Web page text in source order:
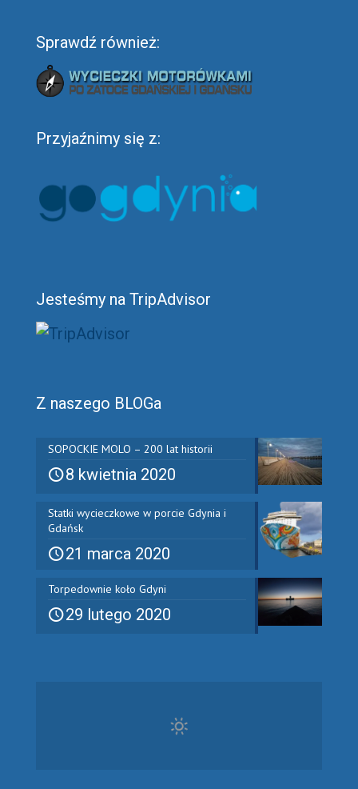
Sprawdź również:
Przyjaźnimy się z:
Jesteśmy na TripAdvisor
Z naszego BLOGa
SOPOCKIE MOLO – 200 lat historii
8 kwietnia 2020
Statki wycieczkowe w porcie Gdynia i
Gdańsk
21 marca 2020
Torpedownie koło Gdyni
29 lutego 2020